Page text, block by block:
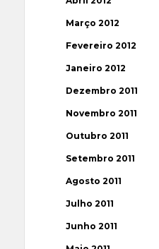
Março 2012
Fevereiro 2012
Janeiro 2012
Dezembro 2011
Novembro 2011
Outubro 2011
Setembro 2011
Agosto 2011
Julho 2011
Junho 2011